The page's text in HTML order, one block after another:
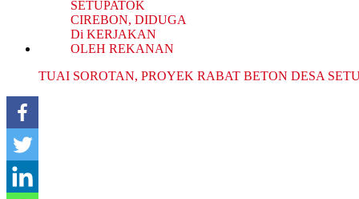
TUAI SOROTAN, PROYEK RABAT BETON DESA